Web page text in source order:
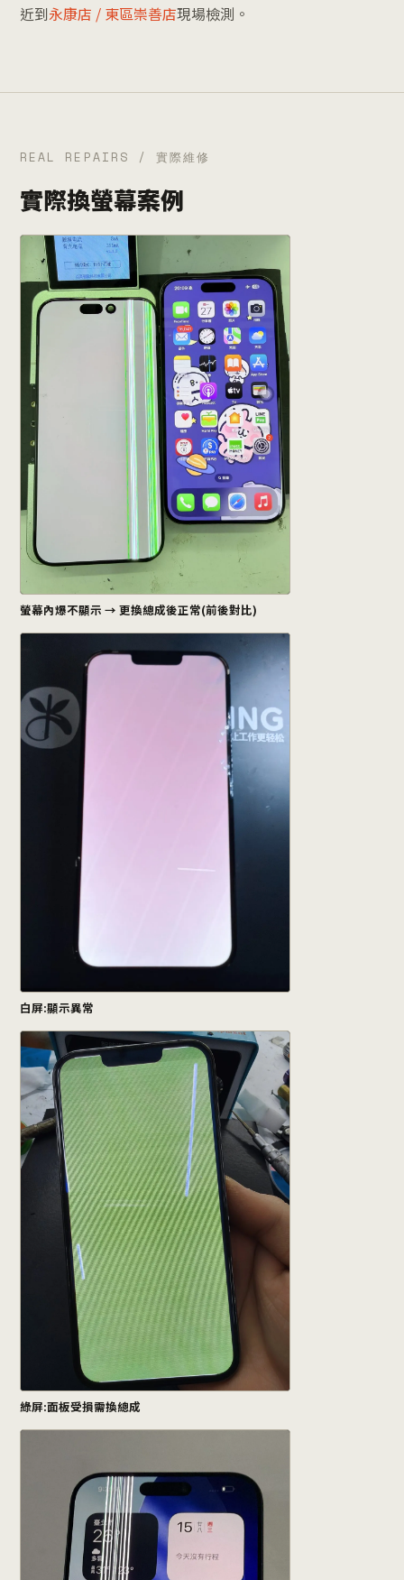
近到永康店 / 東區崇善店現場檢測。
REAL REPAIRS / 實際維修
實際換螢幕案例
螢幕內爆不顯示 → 更換總成後正常(前後對比)
白屏:顯示異常
綠屏:面板受損需換總成